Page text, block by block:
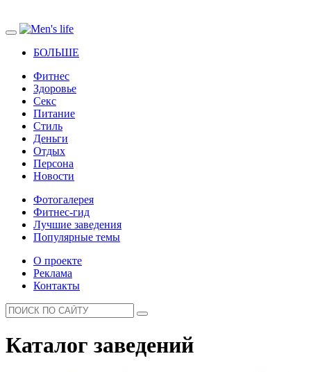
БОЛЬШЕ
Фитнес
Здоровье
Секс
Питание
Стиль
Деньги
Отдых
Персона
Новости
Фотогалерея
Фитнес-гид
Лучшие заведения
Популярные темы
О проекте
Реклама
Контакты
Каталог заведений